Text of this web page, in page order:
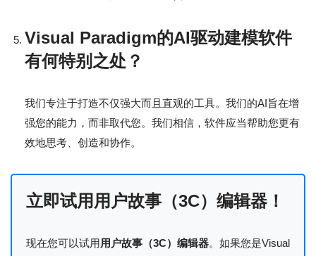
Visual Paradigm的AI驱动建模软件
有何特别之处？
我们专注于打造不仅强大而且直观的工具。我们的AI旨在增
强您的能力，而非取代您。我们相信，软件应当帮助您更有
效地思考、创造和协作。
立即试用用户故事（3C）编辑器！
现在您可以试用用户故事（3C）编辑器。如果您是Visual